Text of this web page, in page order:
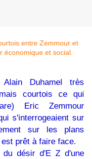
Duhamel très
courtois ce qui
Eric Zemmour
s'interrogeaient sur
sur les plans
prêt à faire face.
du désir d'E Z d'une